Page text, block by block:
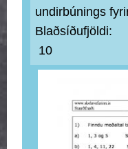
undirbúnings
Blaðsíðufjöldi:
10